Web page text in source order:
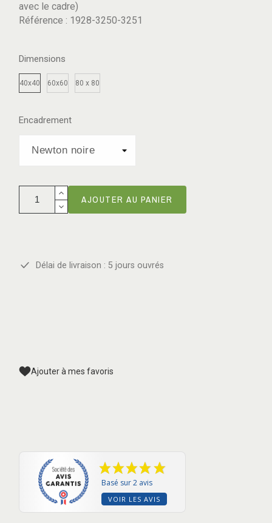
avec le cadre)
Référence : 1928-3250-3251
Dimensions
40x40 60x60 80 x 80
Encadrement
AJOUTER AU PANIER
Délai de livraison : 5 jours ouvrés
Ajouter à mes favoris
Basé sur 2 avis
VOIR LES AVIS